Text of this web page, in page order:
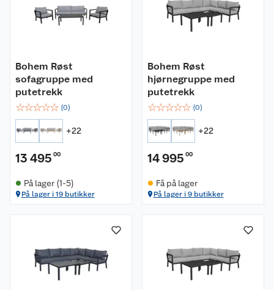
Bohem Røst
sofagruppe med
putetrekk
☆☆☆☆☆ (0)
+22
13 495 00
På lager (1-5)
På lager i 19 butikker
Bohem Røst
hjørnegruppe med
putetrekk
☆☆☆☆☆ (0)
+22
14 995 00
Få på lager
På lager i 9 butikker